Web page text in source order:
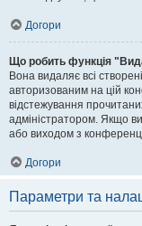
Догори
Що робить функція
Вона видаляє всі
авторизованим на цій
відстежування
адміністратором. Якщо
або виходом з
Догори
Параметри та